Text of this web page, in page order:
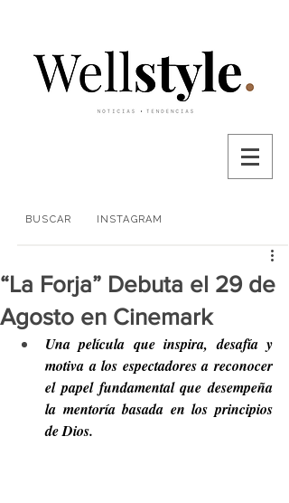
BUSCAR INSTAGRAM
“La Forja” Debuta el 29 de
Agosto en Cinemark
Una película que inspira, desafía y
motiva a los espectadores a reconocer
el papel fundamental que desempeña
la mentoría basada en los principios
de Dios.